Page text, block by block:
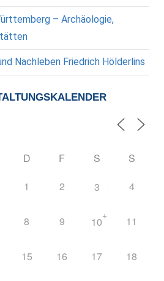
– Archäologie,
Nachleben Friedrich Hölderlins
D F S S
1 2 3 4
8 9 10+ 11
15 16 17 18